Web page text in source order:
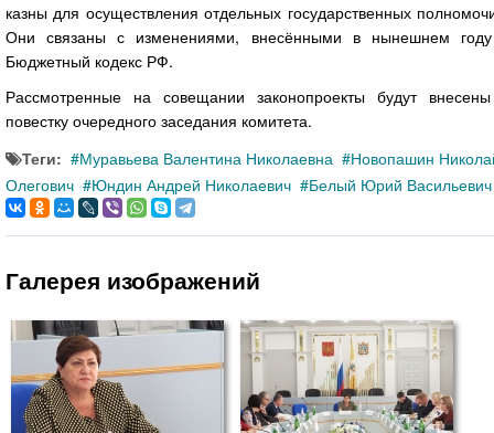
казны для осуществления отдельных государственных
Они связаны с изменениями, внесёнными в нынешнем
Бюджетный кодекс РФ.
Рассмотренные на совещании законопроекты будут
повестку очередного заседания комитета.
Теги:
Муравьева Валентина Николаевна
Новопашин
Олегович
Юндин Андрей Николаевич Белый Юрий Васильевич
Галерея изображений